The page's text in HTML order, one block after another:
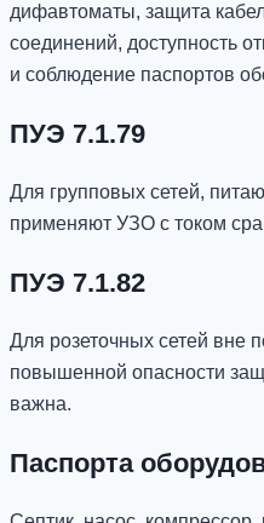
дифавтоматы, защита
соединений, доступность
и соблюдение паспортов
ПУЭ 7.1.79
Для групповых сетей,
применяют УЗО с током
ПУЭ 7.1.82
Для розеточных сетей
повышенной опасности
важна.
Паспорта